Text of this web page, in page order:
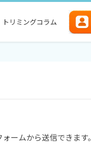
トリミングコラム
ムから送信できます。